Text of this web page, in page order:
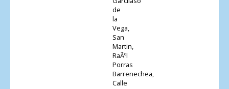
de
la
Vega,
San
Martin,
RaÃºl
Porras
Barrenechea,
Calle